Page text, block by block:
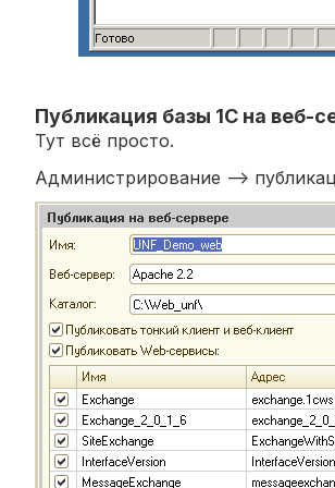
Публикация базы 1С на веб-
Тут всё просто.
Администрирование -->